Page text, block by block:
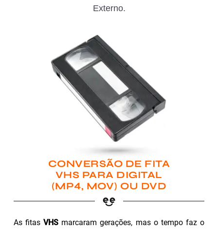
Externo.
CONVERSÃO DE FITA
VHS PARA DIGITAL
(MP4, MOV) OU DVD
As fitasVHS marcaram gerações, mas o tempo faz o